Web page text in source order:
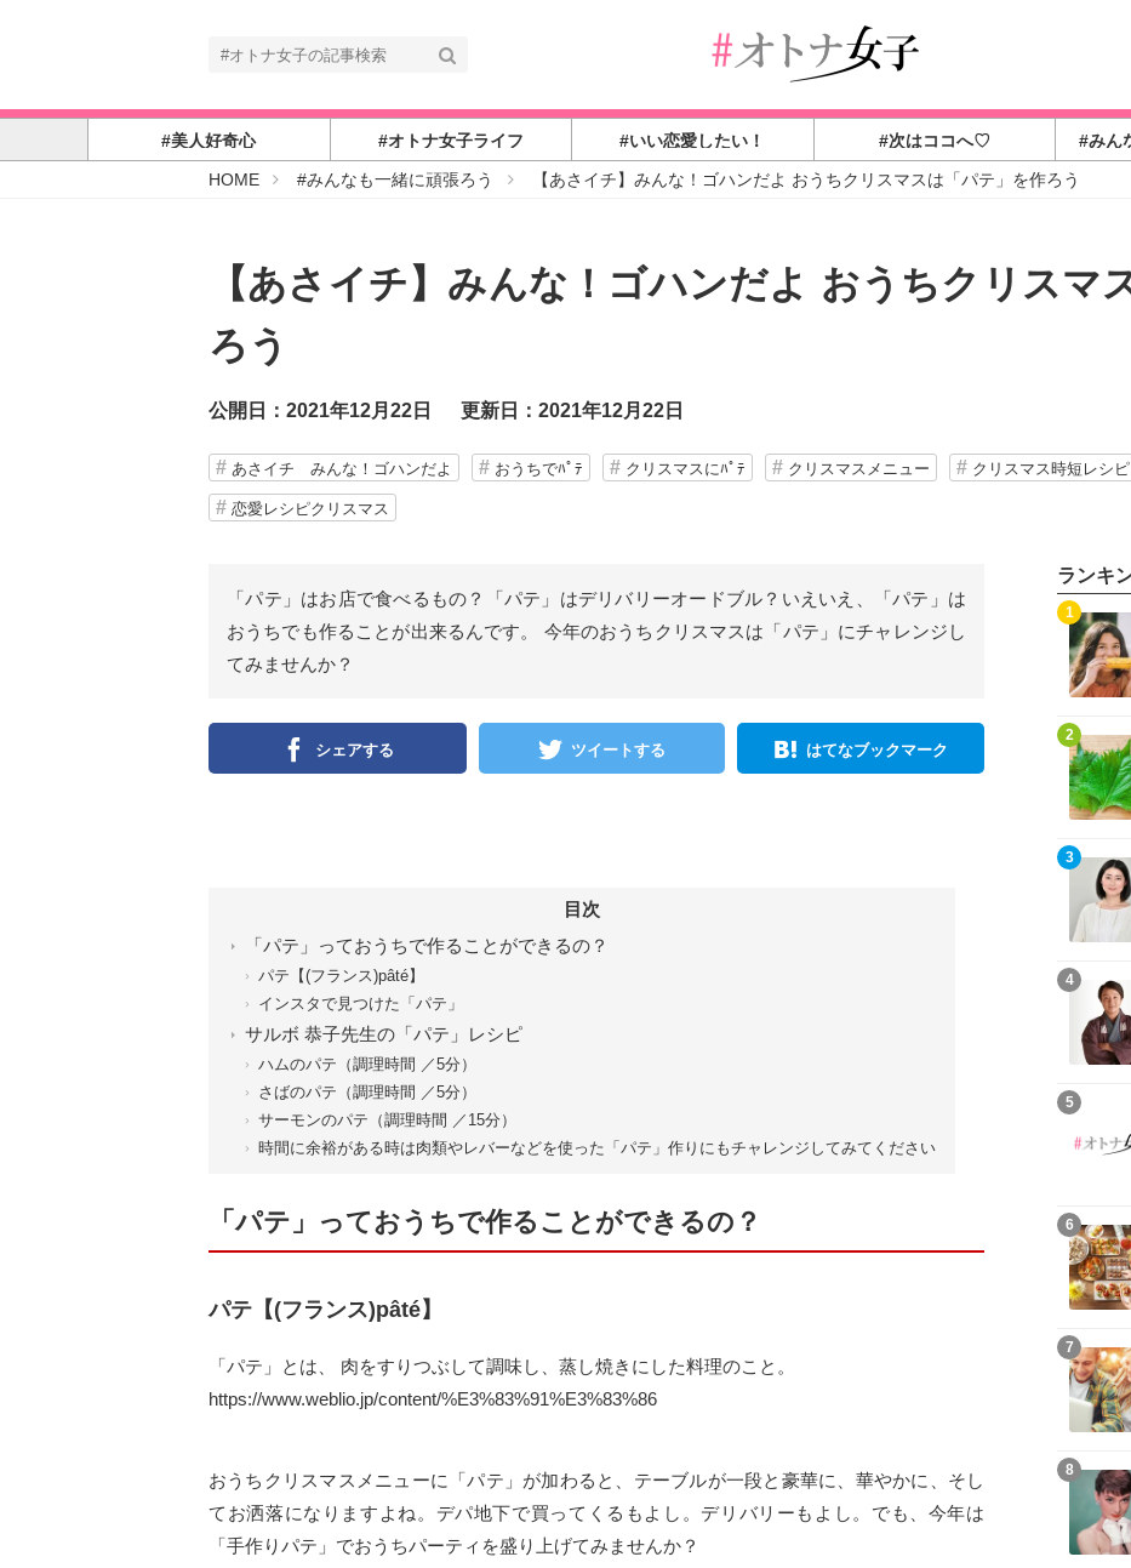
#美人好奇心 #オトナ女子ライフ #いい恋愛したい！ #次はココへ♡ #みん
HOME#
子
#みんなも一緒に頑張ろう 【あさイチ】みんな！ゴハンだよ おうちクリスマスは「パテ」を作ろう
【あさイチ】みんな！ゴハンだよ おうちクリスマ
ろう
公開日：2021年12月22日 更新日：2021年12月22日
あさイチ みんな！ゴハンだよ おうちでﾊﾟﾃ クリスマスにﾊﾟﾃ クリスマスメニュー クリスマス時短レシピ
恋愛レシピクリスマス
「パテ」はお店で食べるもの？「パテ」はデリバリーオードブル？いえいえ、「パテ」は
おうちでも作ることが出来るんです。 今年のおうちクリスマスは「パテ」にチャレンジし
てみませんか？
シェアする ツイートする はてなブックマーク
目次
「パテ」っておうちで作ることができるの？
パテ【(フランス)pâté】
インスタで見つけた「パテ」
サルボ 恭子先生の「パテ」レシピ
ハムのパテ（調理時間 ／5分）
さばのパテ（調理時間 ／5分）
サーモンのパテ（調理時間 ／15分）
時間に余裕がある時は肉類やレバーなどを使った「パテ」作りにもチャレンジしてみてください
「パテ」っておうちで作ることができるの？
パテ【(フランス)pâté】
「パテ」とは、 肉をすりつぶして調味し、蒸し焼きにした料理のこと。
https://www.weblio.jp/content/%E3%83%91%E3%83%86
おうちクリスマスメニューに「パテ」が加わると、テーブルが一段と豪華に、華やかに、そし
てお洒落になりますよね。デパ地下で買ってくるもよし。デリバリーもよし。でも、今年は
「手作りパテ」でおうちパーティを盛り上げてみませんか？
ランキ
1
2
3
4
5
6
7
8